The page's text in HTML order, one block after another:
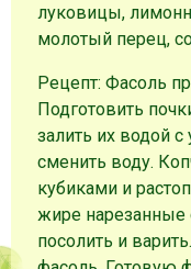
луковицы,
молотый перец,
Рецепт: Фасоль
Подготовить
залить их водой с
сменить воду.
кубиками и
жире нарезанные
посолить и